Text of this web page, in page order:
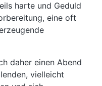
harte und Geduld
eine oft
daher einen Abend
vielleicht